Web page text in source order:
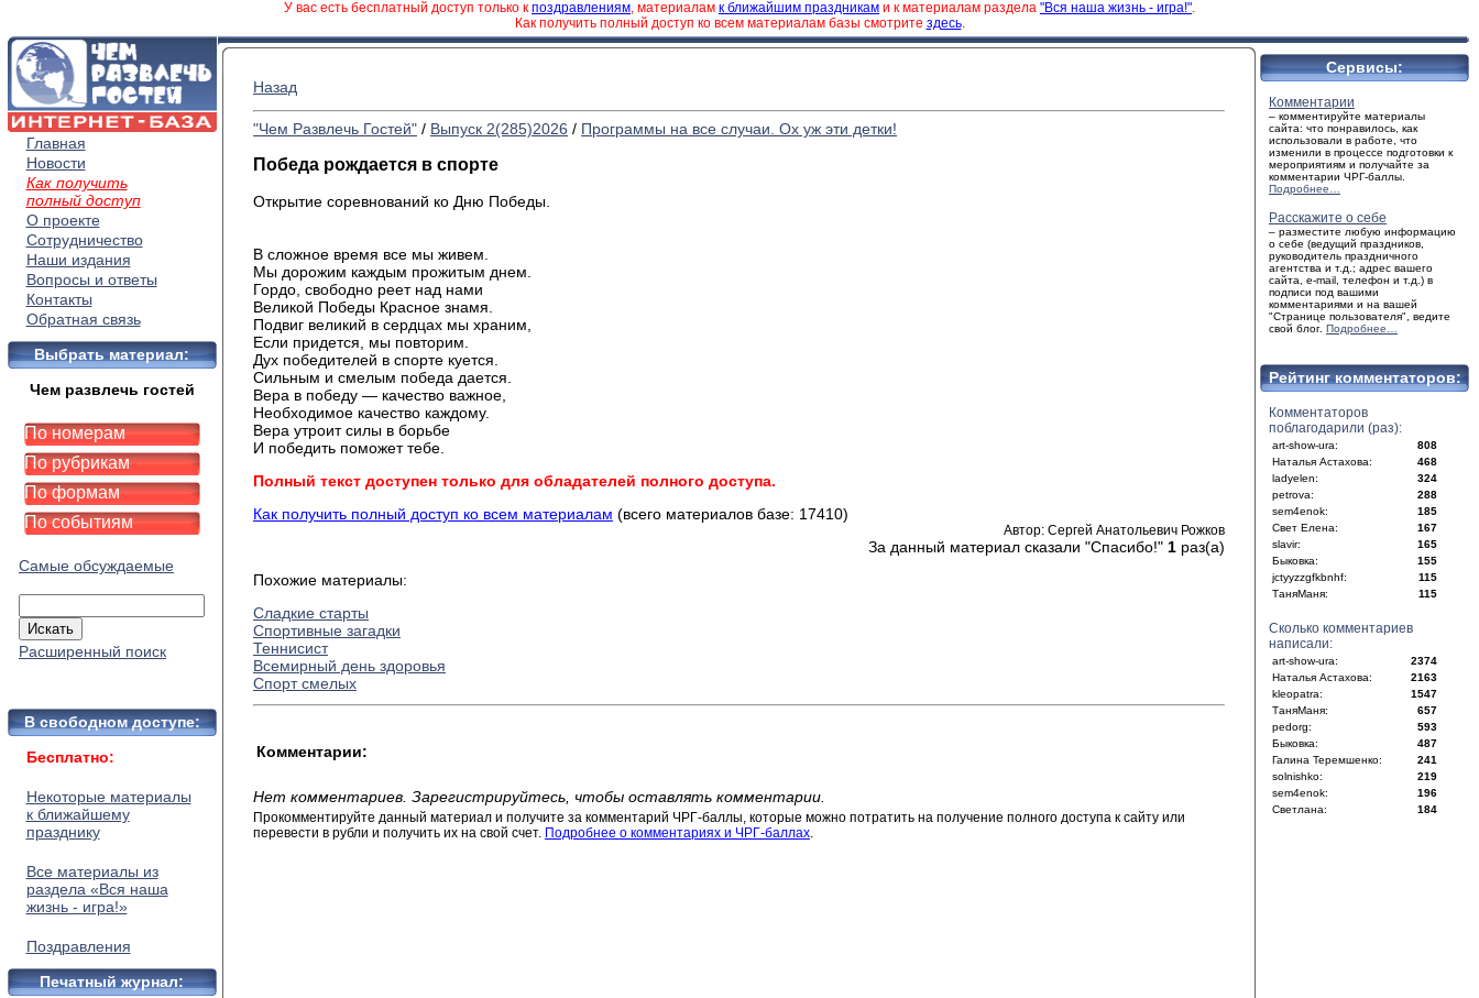
У вас есть бесплатный доступ только к поздравлениям, материалам к ближайшим праздникам и к материалам раздела "Вся наша жизнь - игра!".
Как получить полный доступ ко всем материалам базы смотрите здесь.
Главная
Новости
Как получить
полный доступ
О проекте
Сотрудничество
Наши издания
Вопросы и ответы
Контакты
Обратная связь
Выбрать материал:
Чем развлечь гостей
По номерам
По рубрикам
По формам
По событиям
Самые обсуждаемые
Расширенный поиск
В свободном доступе:
Бесплатно:
Некоторые материалы
к ближайшему
празднику
Все материалы из
раздела «Вся наша
жизнь - игра!»
Поздравления
Печатный журнал:
Назад
"Чем Развлечь Гостей" / Выпуск 2(285)2026 / Программы на все случаи. Ох уж эти детки!
Победа рождается в спорте
Открытие соревнований ко Дню Победы.
В сложное время все мы живем.
Мы дорожим каждым прожитым днем.
Гордо, свободно реет над нами
Великой Победы Красное знамя.
Подвиг великий в сердцах мы храним,
Если придется, мы повторим.
Дух победителей в спорте куется.
Сильным и смелым победа дается.
Вера в победу — качество важное,
Необходимое качество каждому.
Вера утроит силы в борьбе
И победить поможет тебе.
Полный текст доступен только для обладателей полного доступа.
Как получить полный доступ ко всем материалам (всего материалов базе: 17410)
Автор: Сергей Анатольевич Рожков
За данный материал сказали "Спасибо!" 1 раз(а)
Похожие материалы:
Сладкие старты
Спортивные загадки
Теннисист
Всемирный день здоровья
Спорт смелых
Комментарии:
Нет комментариев. Зарегистрируйтесь, чтобы оставлять комментарии.
Прокомментируйте данный материал и получите за комментарий ЧРГ-баллы, которые можно потратить на получение полного доступа к сайту или
перевести в рубли и получить их на свой счет. Подробнее о комментариях и ЧРГ-баллах.
Сервисы:
Комментарии
– комментируйте материалы
сайта: что понравилось, как
использовали в работе, что
изменили в процессе подготовки к
мероприятиям и получайте за
комментарии ЧРГ-баллы.
Подробнее…
Расскажите о себе
– разместите любую информацию
о себе (ведущий праздников,
руководитель праздничного
агентства и т.д.; адрес вашего
сайта, e-mail, телефон и т.д.) в
подписи под вашими
комментариями и на вашей
"Странице пользователя", ведите
свой блог. Подробнее…
Рейтинг комментаторов:
Комментаторов
поблагодарили (раз):
art-show-ura:
808
Наталья Астахова:
468
ladyelen:
324
petrova:
288
sem4enok:
185
Свет Елена:
167
slavir:
165
Быковка:
155
jctyyzzgfkbnhf:
115
ТаняМаня:
115
Сколько комментариев
написали:
art-show-ura:
2374
Наталья Астахова:
2163
kleopatra:
1547
ТаняМаня:
657
pedorg:
593
Быковка:
487
Галина Теремшенко:
241
solnishko:
219
sem4enok:
196
Светлана:
184